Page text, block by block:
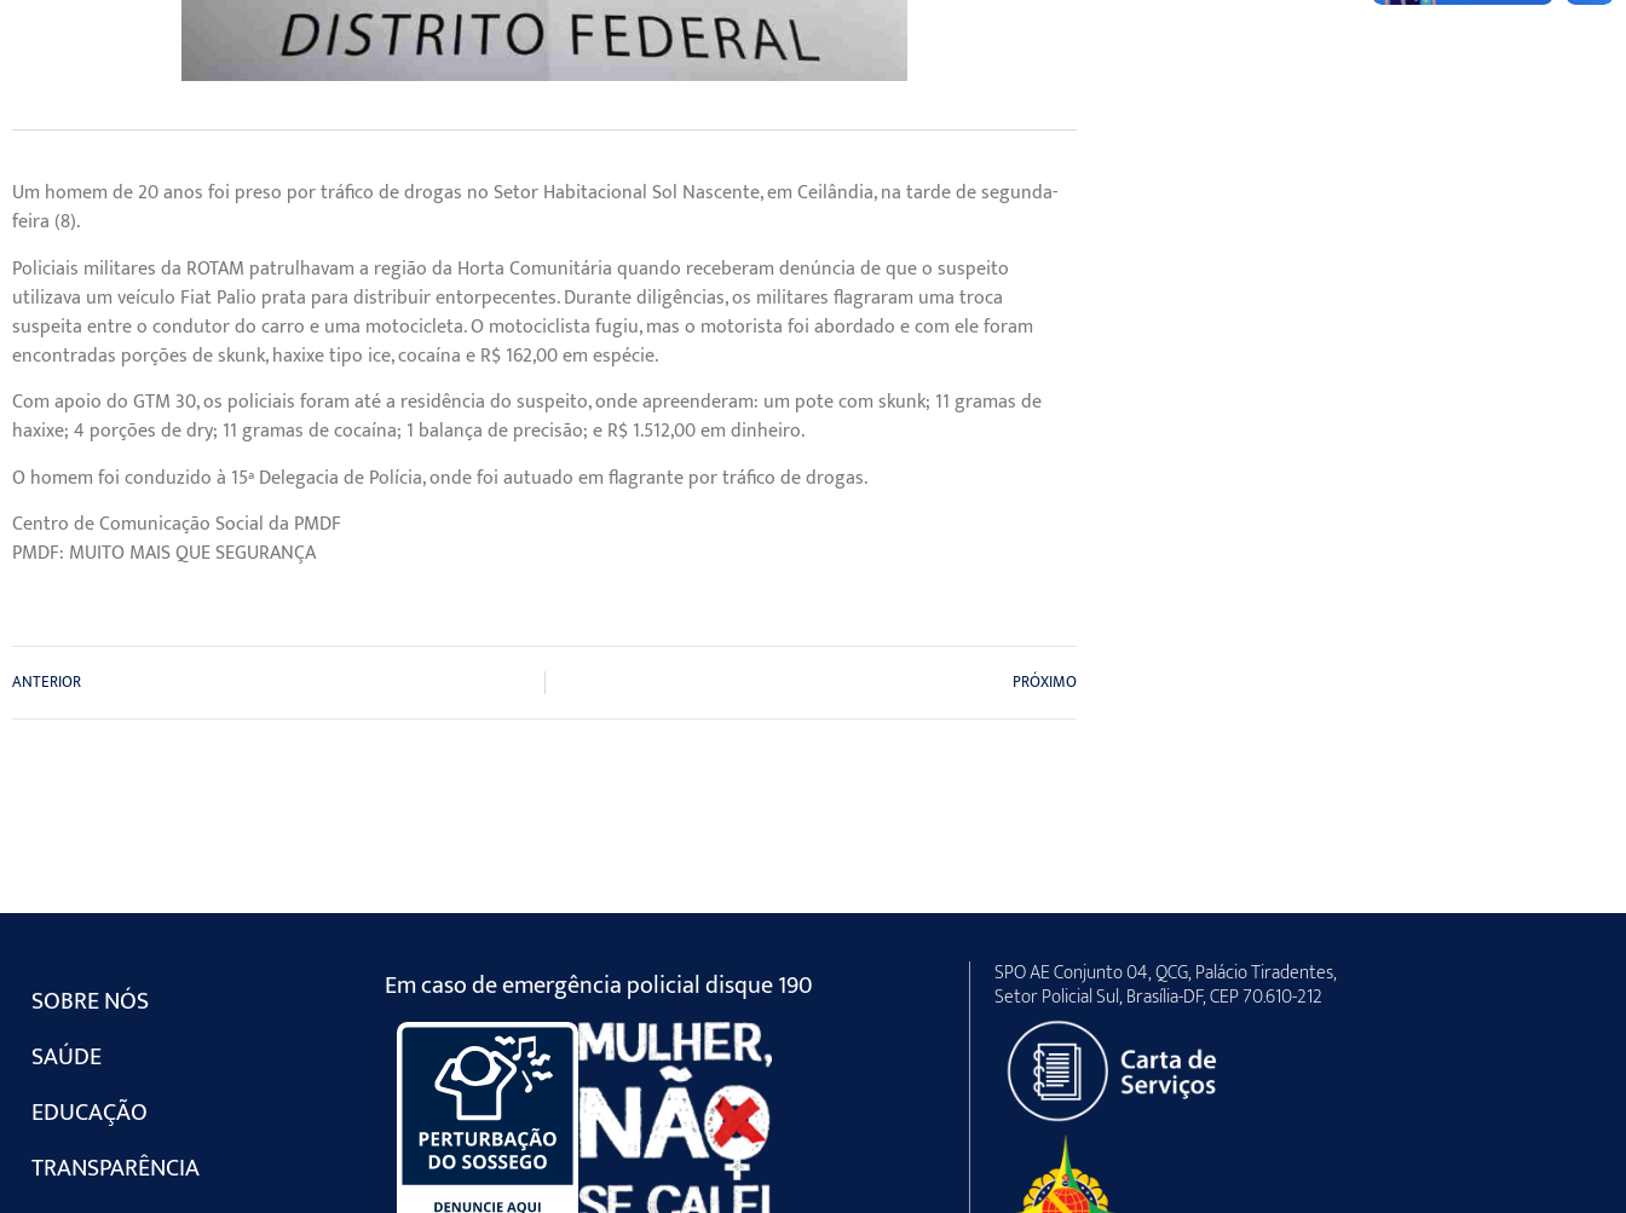
Um homem de 20 anos foi preso por tráfico de drogas no Setor Habitacional Sol Nascente, em Ceilândia, na tarde de segunda-
feira (8).
Policiais militares da ROTAM patrulhavam a região da Horta Comunitária quando receberam denúncia de que o suspeito
utilizava um veículo Fiat Palio prata para distribuir entorpecentes. Durante diligências, os militares flagraram uma troca
suspeita entre o condutor do carro e uma motocicleta. O motociclista fugiu, mas o motorista foi abordado e com ele foram
encontradas porções de skunk, haxixe tipo ice, cocaína e R$ 162,00 em espécie.
Com apoio do GTM 30, os policiais foram até a residência do suspeito, onde apreenderam: um pote com skunk; 11 gramas de
haxixe; 4 porções de dry; 11 gramas de cocaína; 1 balança de precisão; e R$ 1.512,00 em dinheiro.
O homem foi conduzido à 15ª Delegacia de Polícia, onde foi autuado em flagrante por tráfico de drogas.
Centro de Comunicação Social da PMDF
PMDF: MUITO MAIS QUE SEGURANÇA
ANTERIOR PRÓXIMO
SOBRE NÓS
SAÚDE
EDUCAÇÃO
TRANSPARÊNCIA
Em caso de emergência policial disque 190 SPO AE Conjunto 04, QCG, Palácio Tiradentes,
Setor Policial Sul, Brasília-DF, CEP 70.610-212